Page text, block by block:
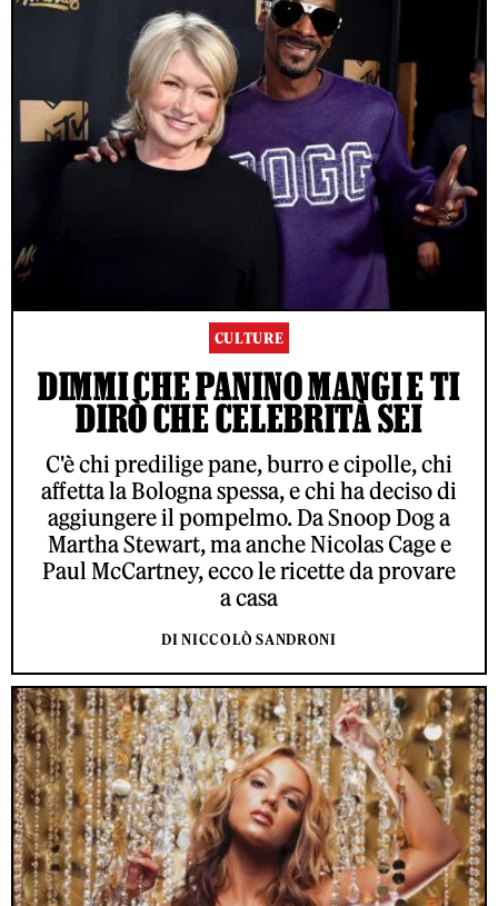
CULTURE
DIMMI CHE PANINO MANGI E TI
DIRÒ CHE CELEBRITÀ SEI
C'è chi predilige pane, burro e cipolle, chi
affetta la Bologna spessa, e chi ha deciso di
aggiungere il pompelmo. Da Snoop Dog a
Martha Stewart, ma anche Nicolas Cage e
Paul McCartney, ecco le ricette da provare
a casa
DI NICCOLÒ SANDRONI